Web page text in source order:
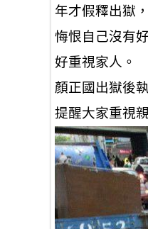
年才假釋出獄
悔恨自己沒有
好重視家人。
顏正國出獄後
提醒大家重視